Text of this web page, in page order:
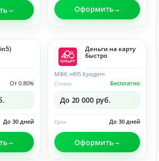
Оформить
От 0.80%
До 30 дней
Деньги на карту
быстро
МФК «495 Кредит»
Бесплатно
Ставка
До 20 000 руб.
До 30 дней
Срок
Оформить